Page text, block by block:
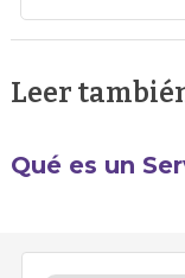
Leer
Qué es un